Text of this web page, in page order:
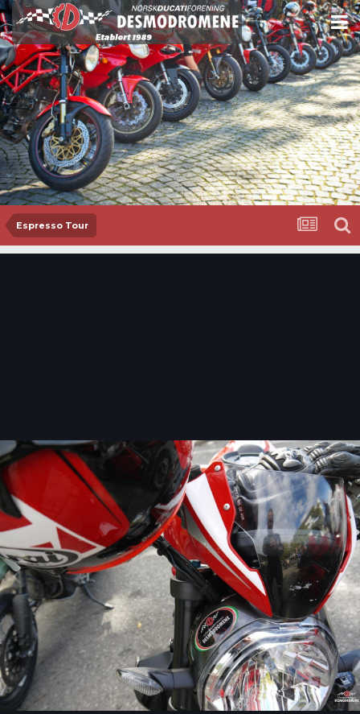
Espresso Tour